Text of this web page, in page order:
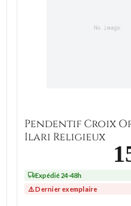
Pendentif Croix
Ilari Religieux
Expédié 24-48h
⚠️ Dernier exemplaire